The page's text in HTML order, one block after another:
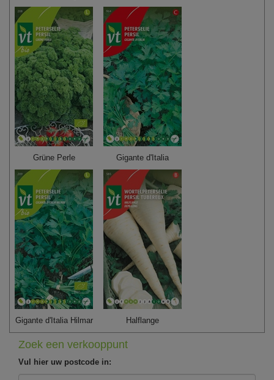
Grüne Perle Gigante d'Italia
Gigante d'Italia Hilmar Halflange
Zoek een verkooppunt
Vul hier uw postcode in: